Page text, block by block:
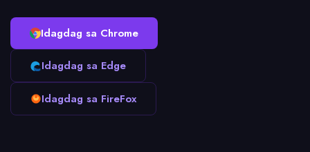
Idagdag sa Chrome
Idagdag sa Edge
Idagdag sa FireFox